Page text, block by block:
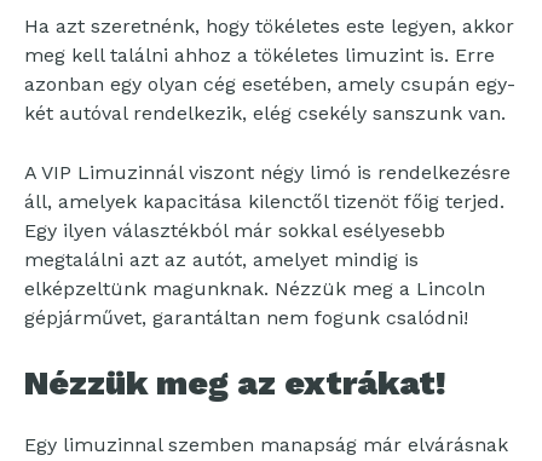
Ha azt szeretnénk, hogy tökéletes este legyen, akkor
meg kell találni ahhoz a tökéletes limuzint is. Erre
azonban egy olyan cég esetében, amely csupán egy-
két autóval rendelkezik, elég csekély sanszunk van.
A VIP Limuzinnál viszont négy limó is rendelkezésre
áll, amelyek kapacitása kilenctől tizenöt főig terjed.
Egy ilyen választékból már sokkal esélyesebb
megtalálni azt az autót, amelyet mindig is
elképzeltünk magunknak. Nézzük meg a Lincoln
gépjárművet, garantáltan nem fogunk csalódni!
Nézzük meg az extrákat!
Egy limuzinnal szemben manapság már elvárásnak